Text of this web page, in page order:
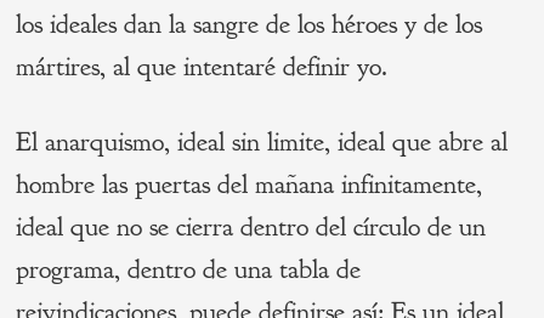
los ideales dan la sangre de los héroes y de los
mártires, al que intentaré definir yo.
El anarquismo, ideal sin limite, ideal que abre al
hombre las puertas del mañana infinitamente,
ideal que no se cierra dentro del círculo de un
programa, dentro de una tabla de